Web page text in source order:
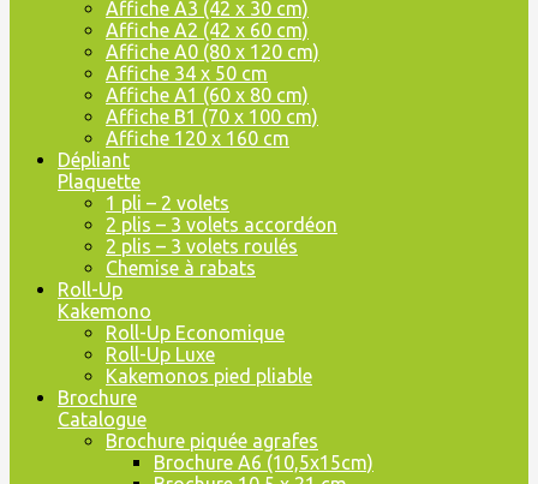
Affiche A3 (42 x 30 cm)
Affiche A2 (42 x 60 cm)
Affiche A0 (80 x 120 cm)
Affiche 34 x 50 cm
Affiche A1 (60 x 80 cm)
Affiche B1 (70 x 100 cm)
Affiche 120 x 160 cm
Dépliant
Plaquette
1 pli – 2 volets
2 plis – 3 volets accordéon
2 plis – 3 volets roulés
Chemise à rabats
Roll-Up
Kakemono
Roll-Up Economique
Roll-Up Luxe
Kakemonos pied pliable
Brochure
Catalogue
Brochure piquée agrafes
Brochure A6 (10,5x15cm)